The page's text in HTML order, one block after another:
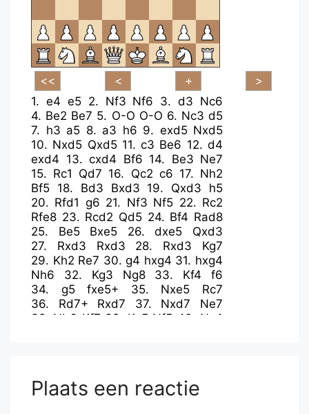
1. e4 e5 2. Nf3 Nf6 3.d3 Nc6
4. Be2 Be7 5. O-O O-O 6. Nc3 d5
7. h3 a5 8. a3 h6 9. exd5 Nxd5
10. Nxd5 Qxd5 11.c3 Be6 12.d4
exd4 13. cxd4 Bf6 14. Be3 Ne7
15. Rc1 Qd7 16. Qc2 c6 17. Nh2
Bf5 18. Bd3 Bxd3 19. Qxd3
h5
20. Rfd1 g6 21. Nf3 Nf5 22. Rc2
Rfe8 23. Rcd2 Qd5 24. Bf4 Rad8
25. Be5 Bxe5 26.dxe5
Qxd3
27. Rxd3 Rxd3 28. Rxd3
Kg7
29. Kh2 Re7 30.g4 hxg4 31. hxg4
Nh6
32. Kg3 Ng8 33. Kf4
f6
34. g5 fxe5+ 35. Nxe5
Rc7
36. Rd7+ Rxd7 37. Nxd7
Ne7
38. Nb6 Kf7 39. Ke5 Nf5 40. Nc4
Plaats een reactie